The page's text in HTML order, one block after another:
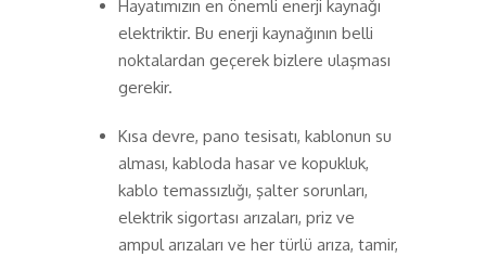
Hayatımızın en önemli enerji kaynağı
elektriktir. Bu enerji kaynağının belli
noktalardan geçerek bizlere ulaşması
gerekir.
Kısa devre, pano tesisatı, kablonun su
alması, kabloda hasar ve kopukluk,
kablo temassızlığı, şalter sorunları,
elektrik sigortası arızaları, priz ve
ampul arızaları ve her türlü arıza, tamir,